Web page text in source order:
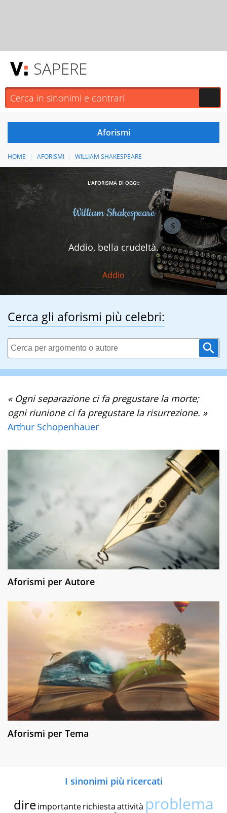
SAPERE
HOME AFORISMI WILLIAM SHAKESPEARE
L'AFORISMA DI OGGI:
William Shakespeare
Addio, bella crudeltà.
Addio
Cerca gli aforismi più celebri:
« Ogni separazione ci fa pregustare la morte;
ogni riunione ci fa pregustare la risurrezione. »
Arthur Schopenhauer
Aforismi per Autore
Aforismi per Tema
I sinonimi più ricercati
dire importante richiestaattività problema